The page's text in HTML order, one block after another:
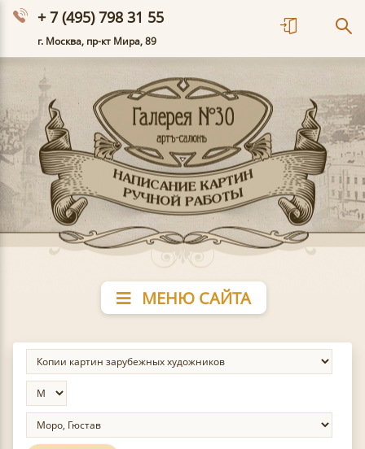
+ 7 (495) 798 31 55
г. Москва, пр-кт Мира, 89
МЕНЮ САЙТА